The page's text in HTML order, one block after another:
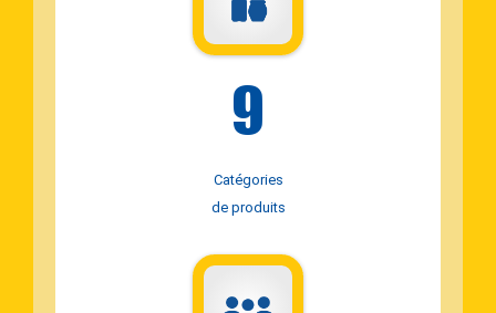
9
Catégories
de produits